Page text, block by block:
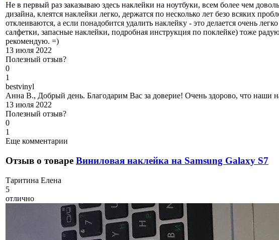
Не в первый раз заказываю здесь наклейки на ноутбуки, всем более чем
дизайна, клеятся наклейки легко, держатся по несколько лет безо всяких
отклеиваются, а если понадобится удалить наклейку - это делается очень
салфетки, запасные наклейки, подробная инструкция по поклейке) тоже
рекомендую. =)
13 июля 2022
Полезный отзыв?
0
1
bestvinyl
Анна В., Добрый день. Благодарим Вас за доверие! Очень здорово, что наши
13 июля 2022
Полезный отзыв?
0
1
Еще комментарии
Отзыв о товаре Виниловая наклейка на Samsung Galaxy S7
Таритина Елена
5
отлично